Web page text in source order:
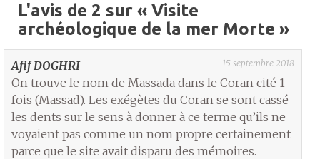
L'avis de 2 sur « Visite
archéologique de la mer Morte »
Afif DOGHRI 15 septembre 2018
On trouve le nom de Massada dans le Coran cité 1
fois (Massad). Les exégètes du Coran se sont cassé
les dents sur le sens à donner à ce terme qu’ils ne
voyaient pas comme un nom propre certainement
parce que le site avait disparu des mémoires.